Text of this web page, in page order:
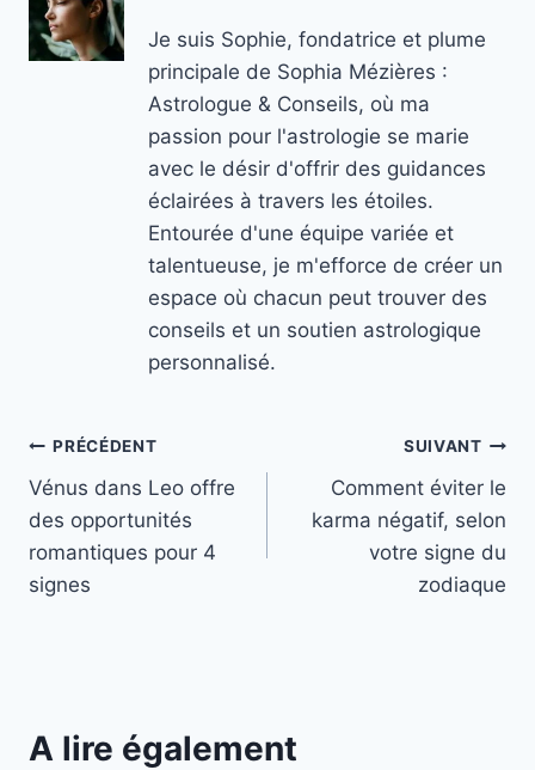
Je suis Sophie, fondatrice et plume
principale de Sophia Mézières :
Astrologue & Conseils, où ma
passion pour l'astrologie se marie
avec le désir d'offrir des guidances
éclairées à travers les étoiles.
Entourée d'une équipe variée et
talentueuse, je m'efforce de créer un
espace où chacun peut trouver des
conseils et un soutien astrologique
personnalisé.
Navigation
de
l’article
PRÉCÉDENT
Vénus dans Leo offre
des opportunités
romantiques pour 4
signes
SUIVANT
Comment éviter le
karma négatif, selon
votre signe du
zodiaque
A lire également